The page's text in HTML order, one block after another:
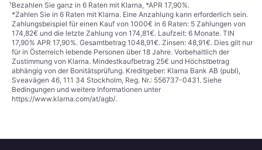
¹Bezahlen Sie ganz in 6 Raten mit Klarna, *APR 17,90%.
*Zahlen Sie in 6 Raten mit Klarna. Eine Anzahlung kann erforderlich sein.
Zahlungsbeispiel für einen Kauf von 1000€ in 6 Raten: 5 Zahlungen von
174,82€ und die letzte Zahlung von 174,81€. Laufzeit: 6 Monate. TIN
17,90% APR 17,90%. Gesamtbetrag 1048,91€. Zinsen: 48,91€. Dies gilt nur
für in Österreich lebende Personen über 18 Jahre. Vorbehaltlich der
Zustimmung von Klarna. Mindestkaufbetrag 25€ und Höchstbetrag
abhängig von der Bonitätsprüfung. Kreditgeber: Klarna Bank AB (publ),
Sveavägen 46, 111 34 Stockholm, Reg. Nr.: 556737-0431. Siehe
Bedingungen und weitere Informationen unter
https://www.klarna.com/at/agb/.